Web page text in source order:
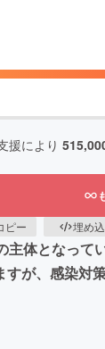
援により
ピー 埋め
体となっ
が、感染